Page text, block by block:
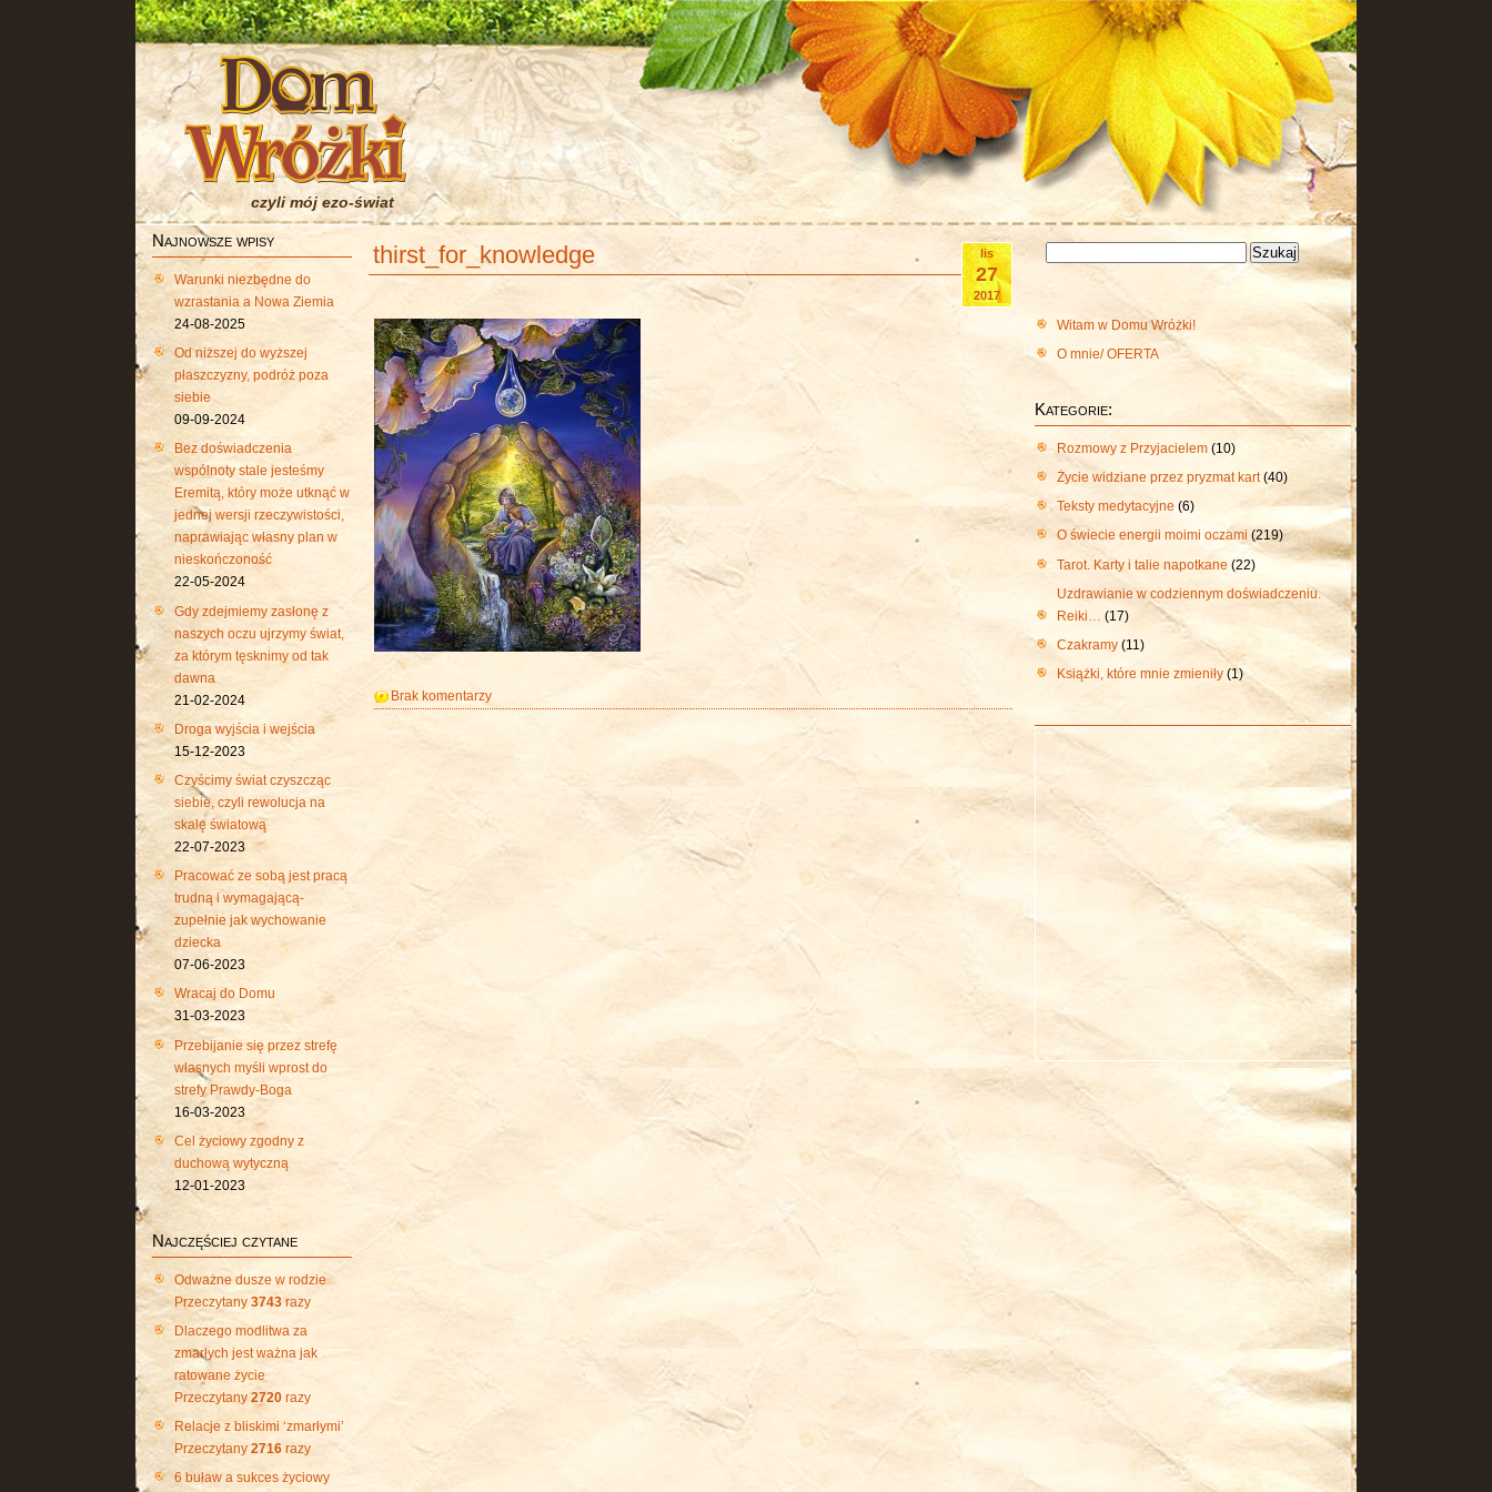
czyli mój ezo-świat
Najnowsze wpisy
Warunki niezbędne do
wzrastania a Nowa Ziemia
24-08-2025
Od niższej do wyższej
płaszczyzny, podróż poza
siebie
09-09-2024
Bez doświadczenia
wspólnoty stale jesteśmy
Eremitą, który może utknąć w
jednej wersji rzeczywistości,
naprawiając własny plan w
nieskończoność
22-05-2024
Gdy zdejmiemy zasłonę z
naszych oczu ujrzymy świat,
za którym tęsknimy od tak
dawna
21-02-2024
Droga wyjścia i wejścia
15-12-2023
Czyścimy świat czyszcząc
siebie, czyli rewolucja na
skalę światową
22-07-2023
Pracować ze sobą jest pracą
trudną i wymagającą-
zupełnie jak wychowanie
dziecka
07-06-2023
Wracaj do Domu
31-03-2023
Przebijanie się przez strefę
własnych myśli wprost do
strefy Prawdy-Boga
16-03-2023
Cel życiowy zgodny z
duchową wytyczną
12-01-2023
Najczęściej czytane
Odważne dusze w rodzie
Przeczytany 3743razy
Dlaczego modlitwa za
zmarłych jest ważna jak
ratowane życie
Przeczytany 2720 razy
Relacje z bliskimi ‘zmarłymi’
Przeczytany 2716 razy
6 buław a sukces życiowy
lis
27
2017
thirst_for_knowledge
Brak komentarzy
Witam w Domu Wróżki!
O mnie/ OFERTA
Kategorie:
Rozmowy z Przyjacielem (10)
Życie widziane przez pryzmat kart(40)
Teksty medytacyjne (6)
O świecie energii moimi oczami (219)
Tarot. Karty i talie napotkane (22)
Uzdrawianie w codziennym doświadczeniu.
Reiki… (17)
Czakramy (11)
Książki, które mnie zmieniły (1)